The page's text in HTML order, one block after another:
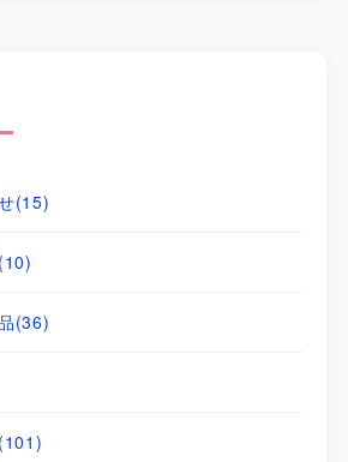
(15)
(10)
(36)
(101)